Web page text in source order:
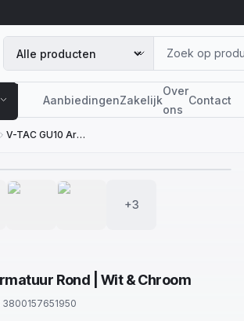
AanbiedingenZakelijk
Over
ons
Contact
V-TAC GU10 Armatuur Rond | Wit & Chroom
+3
Rond | Wit & Chroom
3800157651950